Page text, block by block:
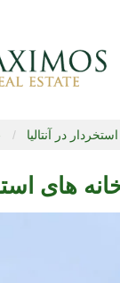
در آنتالیا
های